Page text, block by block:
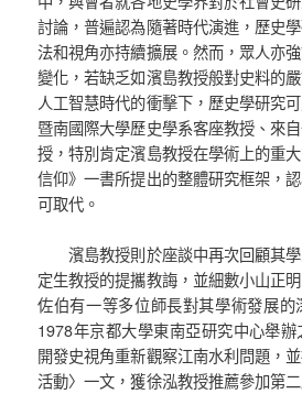
討論，普遍認為隨著時代演進，歷史
法和視角亦持續擴展。然而，眾人亦
變化，若缺乏如濱島教授般對史料的
人工智慧時代的衝擊下，歷史學研究
暨南國際大學歷史學系客座教授、來
授，特別肯定濱島教授在學術上的重
信仰》一書所提出的整體研究框架，
可取代。
濱島教授則於座談中再次回顧其學
定生教授的提攜教誨，並細數小山正
佐伯有一等多位師長對其學術發展的
1978年京都大學東南亞研究中心舉
開發史視角重新觀察江南水利問題，
活動〉一文，獲徐泓教授推薦參加第